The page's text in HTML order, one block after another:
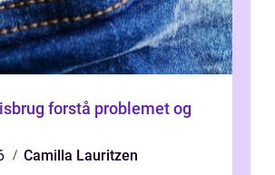
og
Camilla Lauritzen